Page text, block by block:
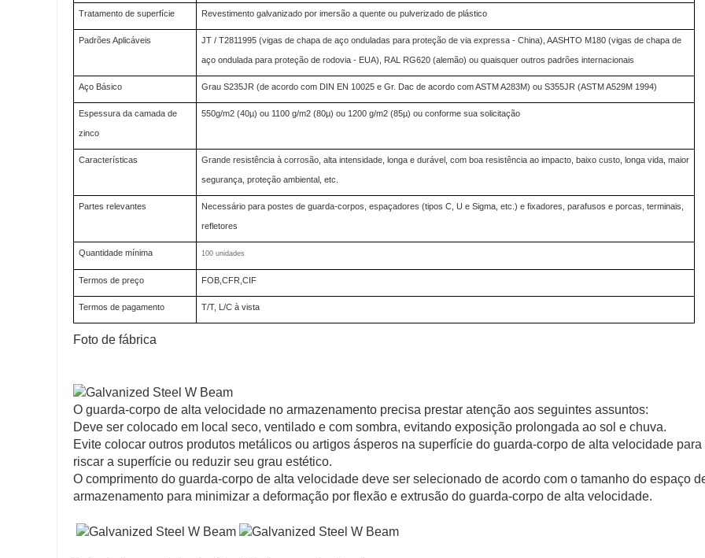
Tratamento de superfície Revestimento galvanizado por imersão a quente ou pulverizado de plástico
Padrões Aplicáveis JT / T2811995 (vigas de chapa de aço onduladas para proteção de via expressa - China), AASHTO M180 (vigas de chapa de
aço ondulada para proteção de rodovia - EUA), RAL RG620 (alemão) ou quaisquer outros padrões internacionais
Aço Básico Grau S235JR (de acordo com DIN EN 10025 e Gr. Dac de acordo com ASTM A283M) ou S355JR (ASTM A529M 1994)
Espessura da camada de
zinco
550g/m2 (40µ) ou 1100 g/m2 (80µ) ou 1200 g/m2 (85µ) ou conforme sua solicitação
Características Grande resistência à corrosão, alta intensidade, longa e durável, com boa resistência ao impacto, baixo custo, longa vida, maior
segurança, proteção ambiental, etc.
Partes relevantes Necessário para postes de guarda-corpos, espaçadores (tipos C, U e Sigma, etc.) e fixadores, parafusos e porcas, terminais,
refletores
Quantidade mínima 100 unidades
Termos de preço FOB,CFR,CIF
Termos de pagamento T/T, L/C à vista
Foto de fábrica
O guarda-corpo de alta velocidade no armazenamento precisa prestar atenção aos seguintes assuntos:
Deve ser colocado em local seco, ventilado e com sombra, evitando exposição prolongada ao sol e chuva.
Evite colocar outros produtos metálicos ou artigos ásperos na superfície do guarda-corpo de alta velocidade para
riscar a superfície ou reduzir seu grau estético.
O comprimento do guarda-corpo de alta velocidade deve ser selecionado de acordo com o tamanho do espaço
armazenamento para minimizar a deformação por flexão e extrusão do guarda-corpo de alta velocidade.